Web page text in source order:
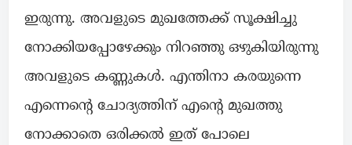
ഇരുന്നു. അവളുടെ മുഖത്തേക്ക് സൂക്ഷിച്ചു
നോക്കിയപ്പോഴേക്കും നിറഞ്ഞു ഒഴുകിയിരുന്നു
അവളുടെ കണ്ണുകൾ. എന്തിനാ കരയുന്നെ
എന്നെന്റെ ചോദ്യത്തിന് എന്റെ മുഖത്തു
നോക്കാതെ ഒരിക്കൽ ഇത് പോലെ